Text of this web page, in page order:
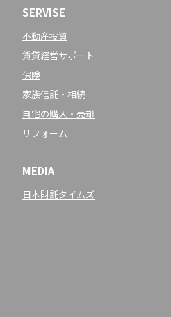
SERVISE
不動産投資
賃貸経営サポート
保険
家族信託・相続
自宅の購入・売却
リフォーム
MEDIA
日本財託タイムズ